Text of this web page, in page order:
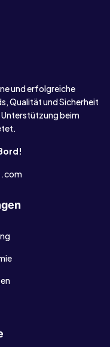
und erfolgreiche
Qualität und Sicherheit
beim